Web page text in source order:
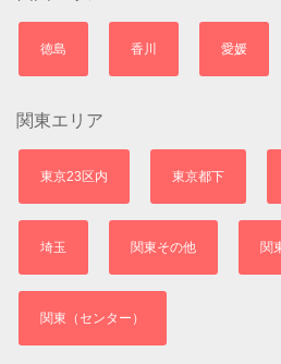
徳島 香川 愛媛
関東エリア
東京23区内 東京都下
埼玉 関東その他 関
関東（センター）